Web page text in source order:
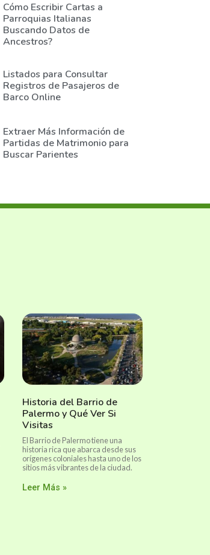
Cómo Escribir Cartas a
Parroquias Italianas
Buscando Datos de
Ancestros?
Listados para Consultar
Registros de Pasajeros de
Barco Online
Extraer Más Información de
Partidas de Matrimonio para
Buscar Parientes
Historia del Barrio de
Palermo y Qué Ver Si
Visitas
El Barrio de Palermo tiene una
historia rica que abarca desde sus
orígenes coloniales hasta uno de los
sitios más vibrantes de la ciudad.
Leer Más »